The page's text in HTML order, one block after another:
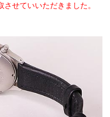
せていいただきました。